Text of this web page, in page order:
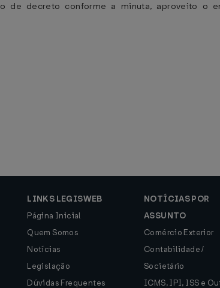
de decreto conforme a minuta, aproveito o
LINKS LEGISWEB
Página Inicial
Quem Somos
Notícias
Legislação
Dúvidas Frequentes
NOTÍCIAS POR
ASSUNTO
Comércio Exterior
Contabilidade /
Societário
ICMS, IPI, ISS e